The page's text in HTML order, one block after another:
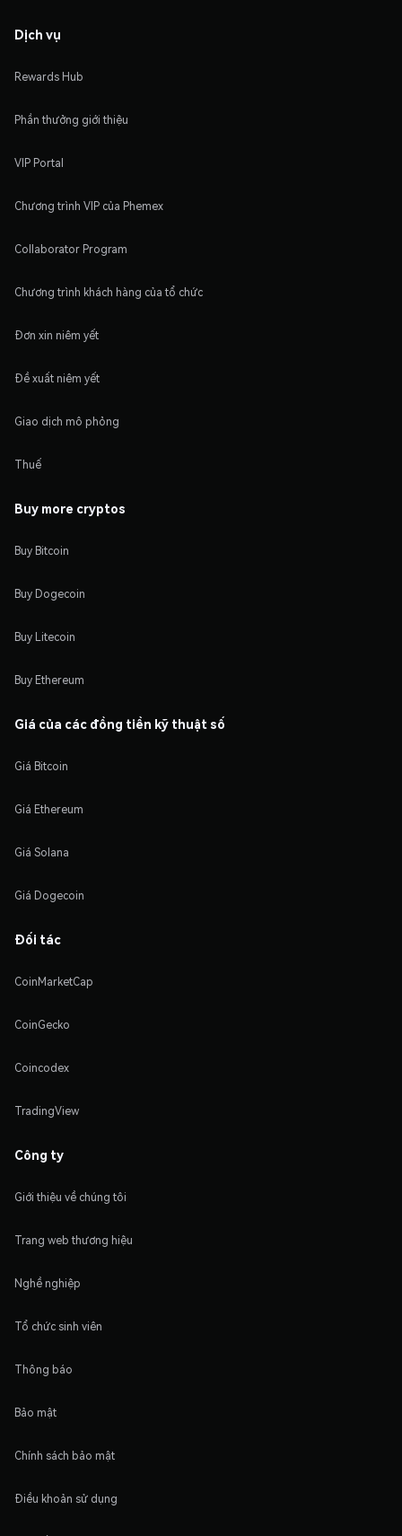
Dịch vụ
Rewards Hub
Phần thưởng giới thiệu
VIP Portal
Chương trình VIP của Phemex
Collaborator Program
Chương trình khách hàng của tổ chức
Đơn xin niêm yết
Đề xuất niêm yết
Giao dịch mô phỏng
Thuế
Buy more cryptos
Buy Bitcoin
Buy Dogecoin
Buy Litecoin
Buy Ethereum
Giá của các đồng tiền kỹ thuật số
Giá Bitcoin
Giá Ethereum
Giá Solana
Giá Dogecoin
Đối tác
CoinMarketCap
CoinGecko
Coincodex
TradingView
Công ty
Giới thiệu về chúng tôi
Trang web thương hiệu
Nghề nghiệp
Tổ chức sinh viên
Thông báo
Bảo mật
Chính sách bảo mật
Điều khoản sử dụng